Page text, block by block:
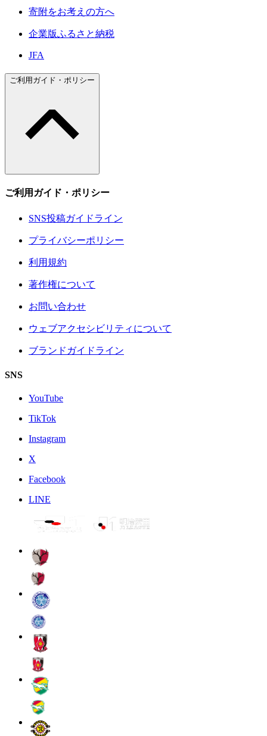
寄附をお考えの方へ
企業版ふるさと納税
JFA
ご利用ガイド・ポリシー
ご利用ガイド・ポリシー
SNS投稿ガイドライン
プライバシーポリシー
利用規約
著作権について
お問い合わせ
ウェブアクセシビリティについて
ブランドガイドライン
SNS
YouTube
TikTok
Instagram
X
Facebook
LINE